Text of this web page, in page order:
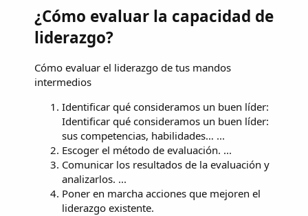
¿Cómo evaluar la capacidad de
liderazgo?
Cómo evaluar el liderazgo de tus mandos
intermedios
Identificar qué consideramos un buen líder:
Identificar qué consideramos un buen líder:
sus competencias, habilidades… ...
Escoger el método de evaluación. ...
Comunicar los resultados de la evaluación y
analizarlos. ...
Poner en marcha acciones que mejoren el
liderazgo existente.